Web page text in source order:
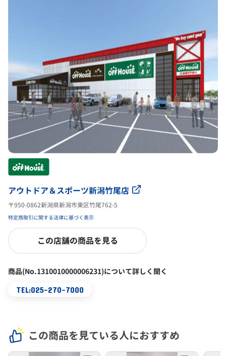
アウトドア＆スポーツ新潟竹尾店
〒950-0862新潟県新潟市東区竹尾762-5
特定商取引に関する法律に基づく表示
この店舗の商品を見る
商品(No.1310010000006231)について詳しく聞く
TEL:025-270-7000
この商品を見ている人におすすめ